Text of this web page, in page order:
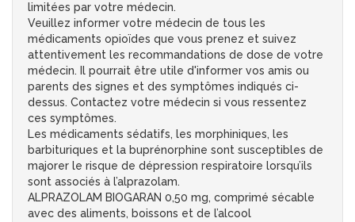
limitées par votre médecin.
Veuillez informer votre médecin de tous les
médicaments opioïdes que vous prenez et suivez
attentivement les recommandations de dose de votre
médecin. Il pourrait être utile d'informer vos amis ou
parents des signes et des symptômes indiqués ci-
dessus. Contactez votre médecin si vous ressentez
ces symptômes.
Les médicaments sédatifs, les morphiniques, les
barbituriques et la buprénorphine sont susceptibles de
majorer le risque de dépression respiratoire lorsqu’ils
sont associés à l’alprazolam.
ALPRAZOLAM BIOGARAN 0,50 mg, comprimé sécable
avec des aliments, boissons et de l’alcool